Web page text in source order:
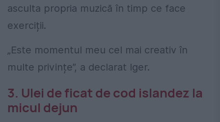
asculta propria muzică în timp ce face
exerciții.
„Este momentul meu cel mai creativ în
multe privințe”, a declarat Iger.
3. Ulei de ficat de cod islandez la
micul dejun